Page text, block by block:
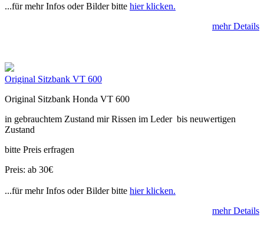
...für mehr Infos oder Bilder bitte hier klicken.
mehr Details
Original Sitzbank VT 600
Original Sitzbank Honda VT 600
in gebrauchtem Zustand mir Rissen im Leder bis neuwertigen
Zustand
bitte Preis erfragen
Preis: ab 30€
...für mehr Infos oder Bilder bitte hier klicken.
mehr Details